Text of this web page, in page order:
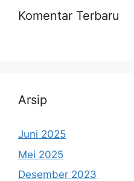
Komentar Terbaru
Arsip
Juni 2025
Mei 2025
Desember 2023